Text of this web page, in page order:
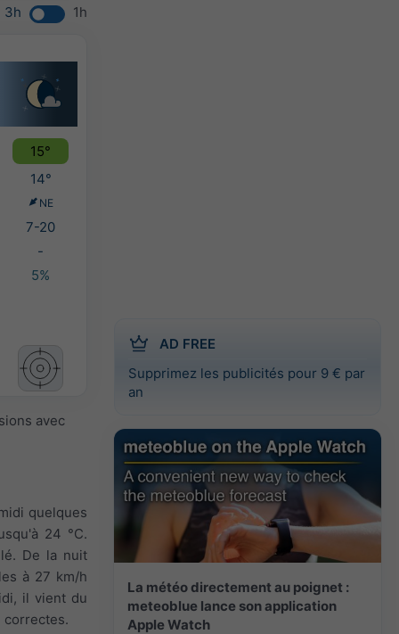
AD FREE
Supprimez les publicités pour 9 € par
an
La météo directement au poignet :
meteoblue lance son application
Apple Watch
3h 1h
15°
14°
NE
7-20
-
5%
avec
quelques
24 °C.
De la nuit
à 27 km/h
il vient du
correctes.